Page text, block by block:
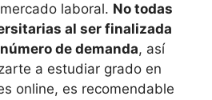
laboral. No todas
al ser finalizada
de demanda, así
a estudiar grado en
online, es recomendable